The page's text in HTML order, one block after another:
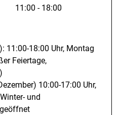
Auch ein zünftiger
Muss! Wer die schwarze
Ski fährt, erreicht die Hütte
hinteren Weg am
der Skisaison ist die
den neuen Parkplätzen
zu erreichen.
11:00 - 18:00
11:00-18:00 Uhr, Montag
Feiertage,
10:00-17:00 Uhr,
und